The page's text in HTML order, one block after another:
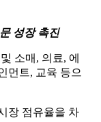
성장 촉진
소매, 의료, 에
먼트, 교육 등으
장 점유율을 차